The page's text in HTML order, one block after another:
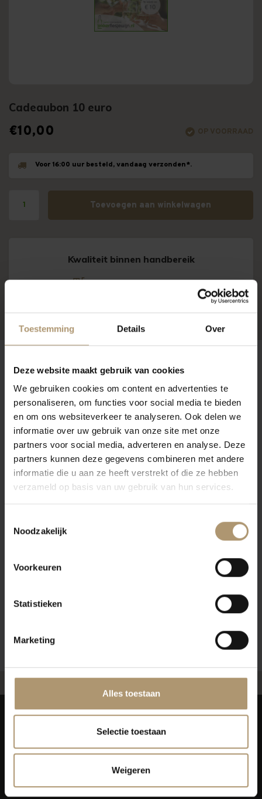
Toestemming Details Over
Deze website maakt gebruik van cookies
We gebruiken cookies om content en advertenties te
personaliseren, om functies voor social media te bieden
en om ons websiteverkeer te analyseren. Ook delen we
informatie over uw gebruik van onze site met onze
partners voor social media, adverteren en analyse. Deze
partners kunnen deze gegevens combineren met andere
informatie die u aan ze heeft verstrekt of die ze hebben
verzameld op basis van uw gebruik van hun services.
Noodzakelijk
Voorkeuren
Statistieken
Marketing
Alles toestaan
Selectie toestaan
Weigeren
Cadeaubon 10 euro
€10,00 OP VOORRAAD
Voor 16:00 uur besteld, vandaag verzonden*.
Toevoegen aan winkelwagen
Kwaliteit binnen handbereik
Geen informatie gevonden...
Klantbeoordelingen
2431 AE Noorden